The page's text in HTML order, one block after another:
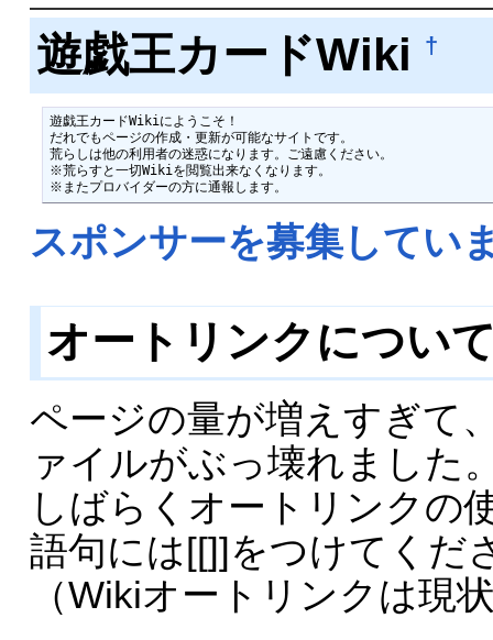
遊戯王カードWiki †
遊戯王カードWikiにようこそ！
だれでもページの作成・更新が可能なサイトです。
荒らしは他の利用者の迷惑になります。ご遠慮ください。
※荒らすと一切Wikiを閲覧出来なくなります。
※またプロバイダーの方に通報します。
スポンサーを募集してい
オートリンクについ
ページの量が増えすぎて
ァイルがぶっ壊れました
しばらくオートリンクの
語句には[[]]をつけてくだ
（Wikiオートリンクは現